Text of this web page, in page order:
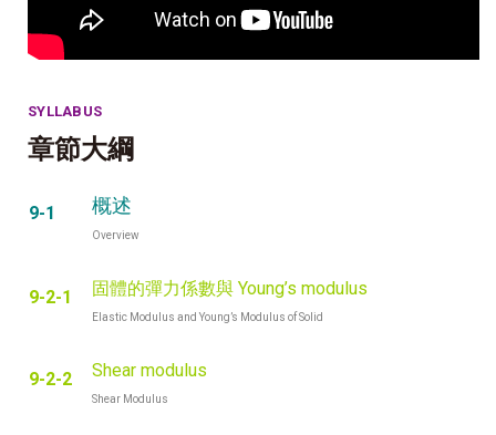
SYLLABUS
章節大綱
9-1 概述
Overview
9-2-1 固體的彈力係數與 Young’s modulus
Elastic Modulus and Young’s Modulus of Solid
9-2-2 Shear modulus
Shear Modulus